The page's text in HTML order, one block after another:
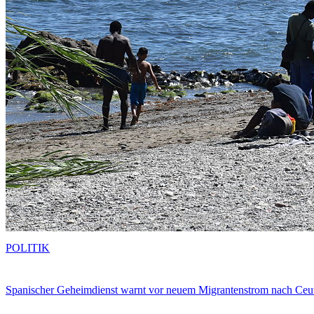
Spanischer Geheimdienst warnt vor neuem Migrantenstrom nach
POLITIK